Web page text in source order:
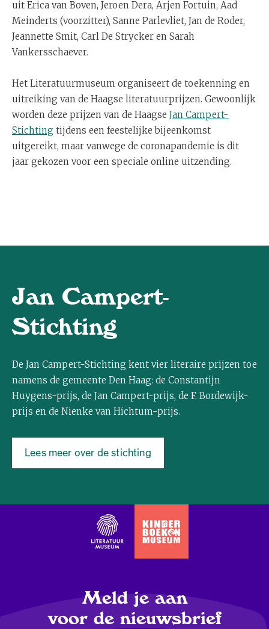
uit Erica van Boven, Jeroen Dera, Arjen Fortuin, Aad
Meinderts (voorzitter), Sanne Parlevliet, Jan de Roder,
Jeannette Smit, Carl De Strycker en Sarah
Vankersschaever.
Het Literatuurmuseum organiseert de toekenning en
uitreiking van de Haagse literatuurprijzen. Gewoonlijk
worden deze prijzen van de Haagse Jan Campert-
Stichting tijdens een feestelijke bijeenkomst
uitgereikt, maar vanwege de coronapandemie is dit
jaar gekozen voor een speciale online uitzending.
Jan Campert-
Stichting
De Jan Campert-Stichting kent vier literaire prijzen toe
namens de gemeente Den Haag: de Constantijn
Huygens-prijs, de Jan Campert-prijs, de F. Bordewijk-
prijs en de Nienke van Hichtum-prijs.
Lees meer over de stichting
Meld je aan
voor de nieuwsbrief